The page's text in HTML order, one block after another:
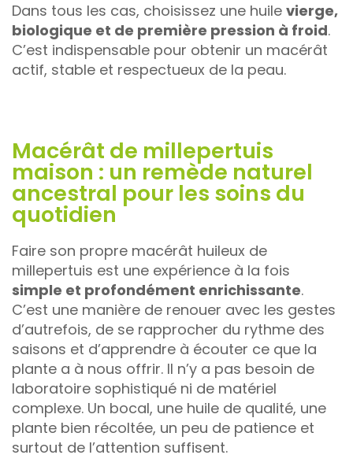
Dans tous les cas, choisissez une huile vierge,
biologique et de première pression à froid.
C’est indispensable pour obtenir un macérât
actif, stable et respectueux de la peau.
Macérât de millepertuis
maison : un remède naturel
ancestral pour les soins du
quotidien
Faire son propre macérât huileux de
millepertuis est une expérience à la fois
simple et profondément enrichissante.
C’est une manière de renouer avec les gestes
d’autrefois, de se rapprocher du rythme des
saisons et d’apprendre à écouter ce que la
plante a à nous offrir. Il n’y a pas besoin de
laboratoire sophistiqué ni de matériel
complexe. Un bocal, une huile de qualité, une
plante bien récoltée, un peu de patience et
surtout de l’attention suffisent.